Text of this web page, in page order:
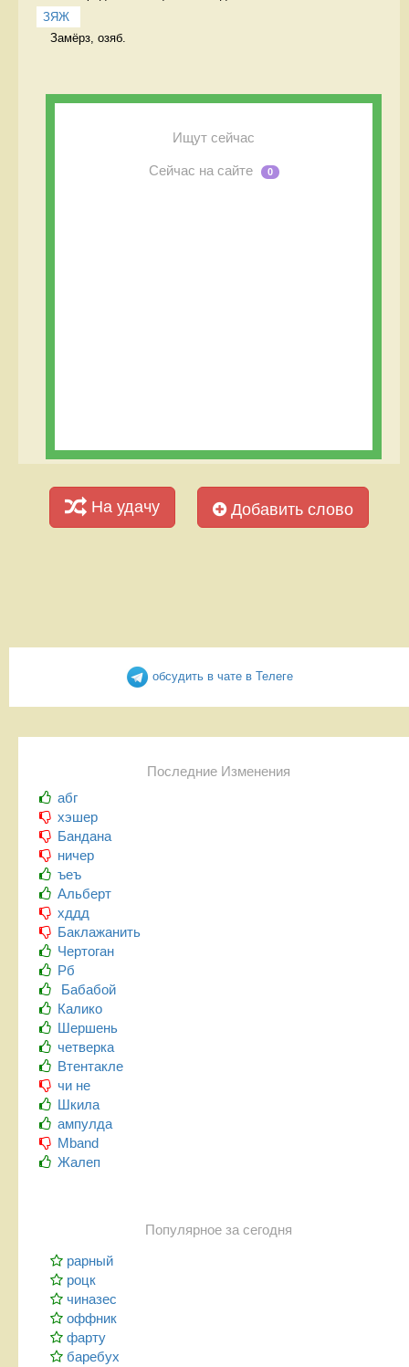
ЗЯЖ
Замёрз, озяб.
Ищут сейчас
Сейчас на сайте 0
На удачу Добавить слово
обсудить в чате в Телеге
Последние Изменения
абг
хэшер
Бандана
ничер
ъеъ
Альберт
хддд
Баклажанить
Чертоган
Рб
Бабабой
Калико
Шершень
четверка
Втентакле
чи не
Шкила
ампулда
Mband
Жалеп
Популярное за сегодня
рарный
роцк
чиназес
оффник
фарту
баребух